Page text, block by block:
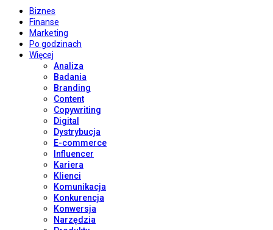
Biznes
Finanse
Marketing
Po godzinach
Więcej
Analiza
Badania
Branding
Content
Copywriting
Digital
Dystrybucja
E-commerce
Influencer
Kariera
Klienci
Komunikacja
Konkurencja
Konwersja
Narzędzia